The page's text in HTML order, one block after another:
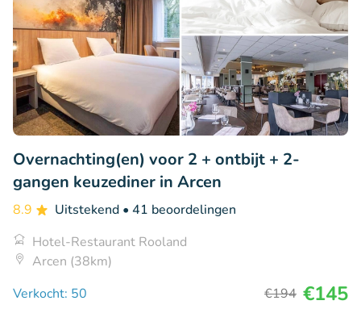
Overnachting(en) voor 2 + ontbijt + 2-
gangen keuzediner in Arcen
8.9 Uitstekend • 41 beoordelingen
Hotel-Restaurant Rooland
Arcen (38km)
Verkocht: 50
€194 €145